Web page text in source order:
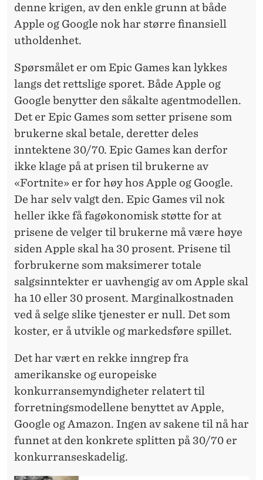
denne krigen, av den enkle grunn at både
Apple og Google nok har større finansiell
utholdenhet.
Spørsmålet er om Epic Games kan lykkes
langs det rettslige sporet. Både Apple og
Google benytter den såkalte agentmodellen.
Det er Epic Games som setter prisene som
brukerne skal betale, deretter deles
inntektene 30/70. Epic Games kan derfor
ikke klage på at prisen til brukerne av
«Fortnite» er for høy hos Apple og Google.
De har selv valgt den. Epic Games vil nok
heller ikke få fagøkonomisk støtte for at
prisene de velger til brukerne må være høye
siden Apple skal ha 30 prosent. Prisene til
forbrukerne som maksimerer totale
salgsinntekter er uavhengig av om Apple skal
ha 10 eller 30 prosent. Marginalkostnaden
ved å selge slike tjenester er null. Det som
koster, er å utvikle og markedsføre spillet.
Det har vært en rekke inngrep fra
amerikanske og europeiske
konkurransemyndigheter relatert til
forretningsmodellene benyttet av Apple,
Google og Amazon. Ingen av sakene til nå har
funnet at den konkrete splitten på 30/70 er
konkurranseskadelig.